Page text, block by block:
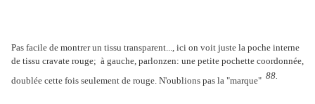
Pas facile de montrer un tissu transparent..., ici on voit juste la poche interne
de tissu cravate rouge; à gauche, parlonzen: une petite pochette coordonnée,
doublée cette fois seulement de rouge. N'oublions pas la "marque" 88.